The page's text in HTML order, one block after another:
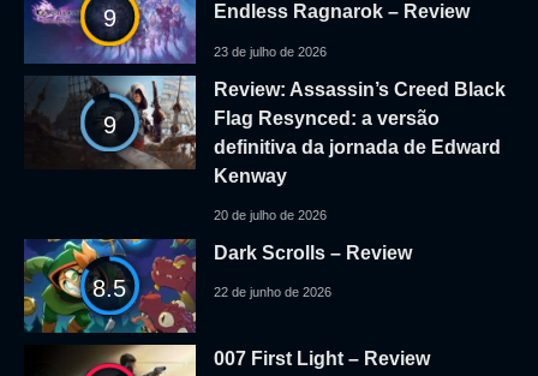
9
Endless Ragnarok – Review
23 de julho de 2026
9
Review: Assassin’s Creed Black
Flag Resynced: a versão
definitiva da jornada de Edward
Kenway
20 de julho de 2026
8.5
Dark Scrolls – Review
22 de junho de 2026
007 First Light – Review